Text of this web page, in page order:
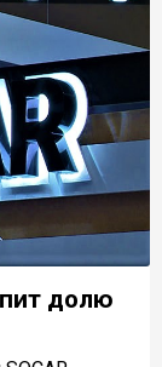
долю